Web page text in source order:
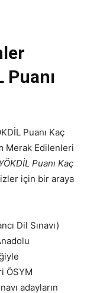
Puanı
Puanı Kaç
Merak Edilenleri
Puanı Kaç
için bir araya
Dil Sınavı)
ÖSYM
adayların